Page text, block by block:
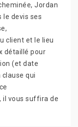
Jordan
le devis ses
client et le lieu
détaillé pour
(et date
qui
il vous suffira de